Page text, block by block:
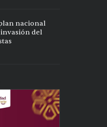
nacional
del